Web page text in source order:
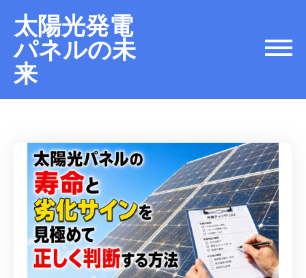
太陽光発電
パネルの未
来